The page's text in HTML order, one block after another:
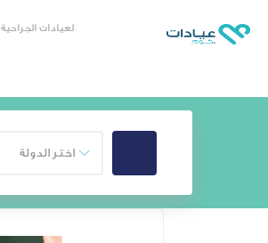
العيادات الجراحية